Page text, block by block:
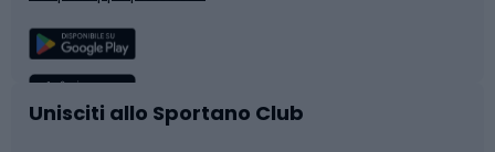
Sport di squadra
Caschi da ciclismo
Camminata nordica
Nuoto
Unisciti allo Sportano Club